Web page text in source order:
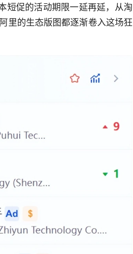
短促的活动期限一延再延，从淘
里的生态版图都逐渐卷入这场狂